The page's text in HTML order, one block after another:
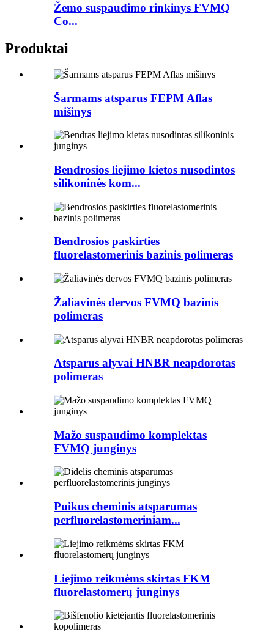
Žemo suspaudimo rinkinys FVMQ
Co...
Produktai
Šarmams atsparus FEPM Aflas
mišinys
Bendrosios liejimo kietos nusodintos
silikoninės kom...
Bendrosios paskirties
fluorelastomerinis bazinis polimeras
Žaliavinės dervos FVMQ bazinis
polimeras
Atsparus alyvai HNBR neapdorotas
polimeras
Mažo suspaudimo komplektas
FVMQ junginys
Puikus cheminis atsparumas
perfluorelastomeriniam...
Liejimo reikmėms skirtas FKM
fluorelastomerų junginys